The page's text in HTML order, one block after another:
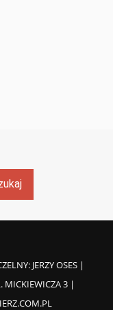
JERZY OSES |
MICKIEWICZA 3 |